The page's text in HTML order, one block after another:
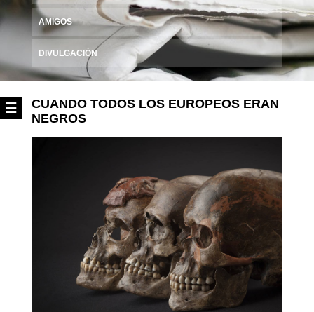
☰
AMIGOS
DIVULGACIÓN
CUANDO TODOS LOS EUROPEOS ERAN
NEGROS